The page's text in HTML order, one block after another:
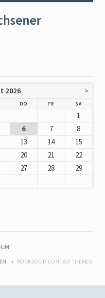
2026 >
DO NNERSTAG
FR SAMSTAG
1
6 7
8
13 14
15
20 21
22
27 28
29
ROCKSOLID CONTAO THEMES